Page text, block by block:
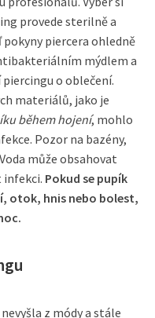
provede sterilně a
piercera ohledně
mýdlem a
o oblečení.
materiálů, jako je
během hojení, mohlo
Pozor na bazény,
může obsahovat
Pokud se pupík
otok, hnis nebo bolest,
z módy a stále